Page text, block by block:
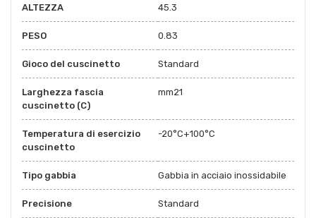
ALTEZZA 45.3
PESO 0.83
Gioco del cuscinetto Standard
Larghezza fascia
cuscinetto (C)
mm21
Temperatura di esercizio
cuscinetto
-20°C+100°C
Tipo gabbia Gabbia in acciaio inossidabile
Precisione Standard